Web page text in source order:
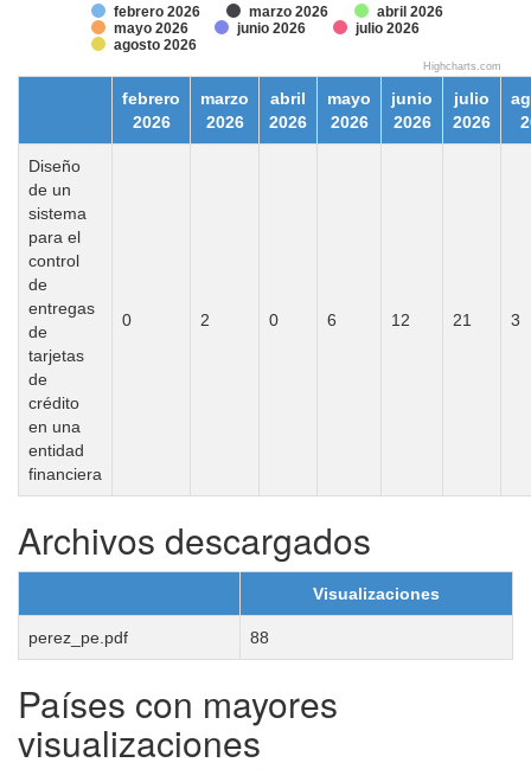
febrero 2026 marzo 2026
abril 2026
mayo 2026
junio 2026
julio 2026
agosto 2026
Highcharts.com
febrero
2026
marzo
2026
abril
2026
mayo
2026
junio
2026
julio
2026
Diseño
de un
sistema
para el
control
de
entregas
de
tarjetas
de
crédito
en una
entidad
financiera
0 2 0 6 12 21 3
Archivos descargados
Visualizaciones
perez_pe.pdf 88
Países con mayores
visualizaciones